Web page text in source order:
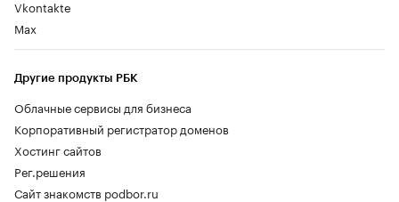
Vkontakte
Max
Другие продукты РБК
Облачные сервисы для бизнеса
Корпоративный регистратор доменов
Хостинг сайтов
Рег.решения
Сайт знакомств podbor.ru